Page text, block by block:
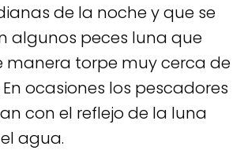
de la noche y que se
algunos peces luna que
torpe muy cerca de
ocasiones los pescadores
con el reflejo de la luna
agua.